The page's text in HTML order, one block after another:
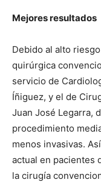
Mejores resultados
Debido al alto
quirúrgica
servicio de
Íñiguez, y el de
Juan José Legarra,
procedimiento
menos invasivas.
actual en pacientes
la cirugía